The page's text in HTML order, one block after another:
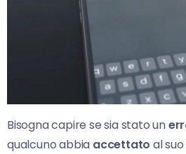
Bisogna capire se sia stato un
qualcuno abbia accettato al